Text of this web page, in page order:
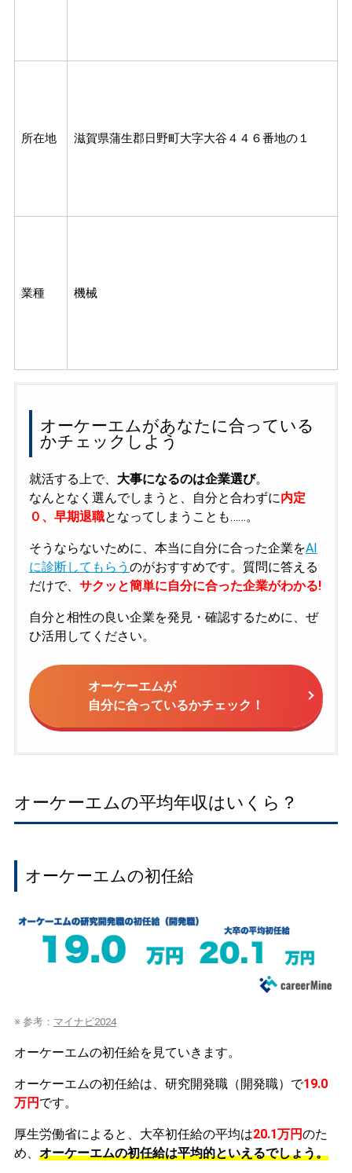
所在地 滋賀県蒲生郡日野町大字大谷４４６番地の１
業種 機械
オーケーエムがあなたに合っている
かチェックしよう
就活する上で、 大事になるのは企業選び。
なんとなく選んでしまうと、自分と合わずに内定
０、早期退職となってしまうことも……。
そうならないために、本当に自分に合った企業をAI
に診断してもらう のがおすすめです。質問に答える
だけで、 サクッと簡単に自分に合った企業がわかる!
自分と相性の良い企業を発見・確認するために、ぜ
ひ活用してください。
オーケーエムが
自分に合っているかチェック！
オーケーエムの平均年収はいくら？
オーケーエムの初任給
※ 参考： マイナビ2024
オーケーエムの初任給を見ていきます。
オーケーエムの初任給は、研究開発職（開発職）で19.0
万円 です。
厚生労働省によると、大卒初任給の平均は20.1万円のた
め、 オーケーエムの初任給は平均的といえるでしょう。